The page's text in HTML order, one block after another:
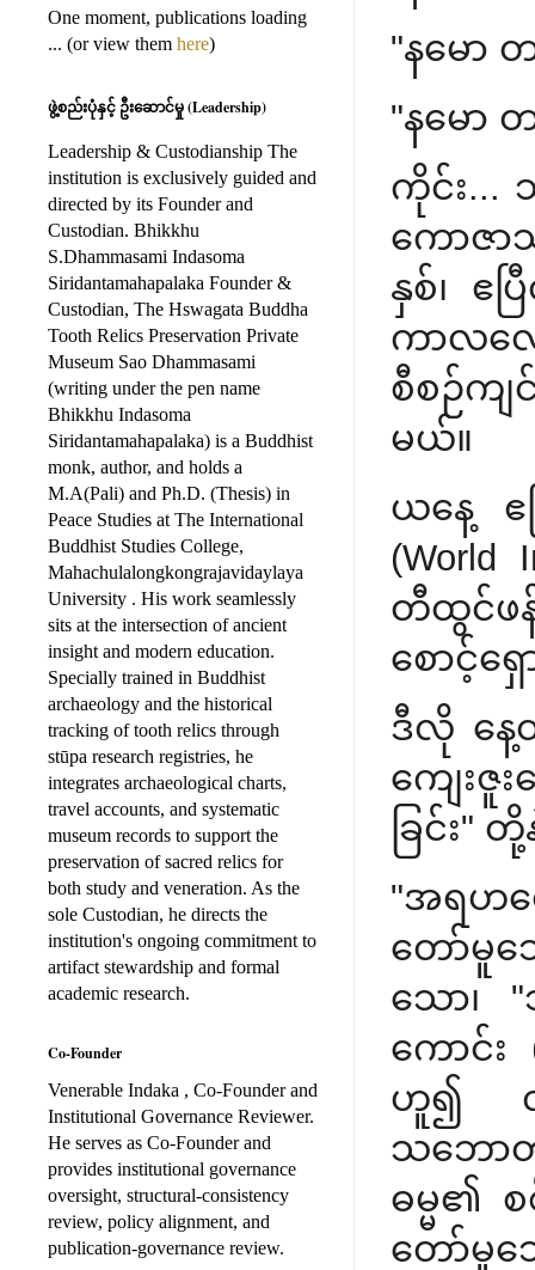
"နမော
"နမော
ကိုင်း...
ကောဇာ
နှစ်၊ ဧ
ကာလလေ
စီစဉ်ကျ
မယ်။
ယနေ့
(World
တီထွင်ဖ
စောင့်ရှ
ဒီလို နေ့
ကျေးဇူ
ခြင်း"
"အရဟ
တော်မူ
သော၊
ကောင်း
ဟူ၍ လ
သဘောတ
ဓမ္မ၏
တော်မူသ
One moment, publications loading
... (or view them here)
ဖွဲ့စည်းပုံနှင့် ဦးဆောင်မှု (Leadership)
Leadership & Custodianship The
institution is exclusively guided and
directed by its Founder and
Custodian. Bhikkhu
S.Dhammasami Indasoma
Siridantamahapalaka Founder &
Custodian, The Hswagata Buddha
Tooth Relics Preservation Private
Museum Sao Dhammasami
(writing under the pen name
Bhikkhu Indasoma
Siridantamahapalaka) is a Buddhist
monk, author, and holds a
M.A(Pali) and Ph.D. (Thesis) in
Peace Studies at The International
Buddhist Studies College,
Mahachulalongkongrajavidaylaya
University . His work seamlessly
sits at the intersection of ancient
insight and modern education.
Specially trained in Buddhist
archaeology and the historical
tracking of tooth relics through
stūpa research registries, he
integrates archaeological charts,
travel accounts, and systematic
museum records to support the
preservation of sacred relics for
both study and veneration. As the
sole Custodian, he directs the
institution's ongoing commitment to
artifact stewardship and formal
academic research.
Co-Founder
Venerable Indaka , Co-Founder and
Institutional Governance Reviewer.
He serves as Co-Founder and
provides institutional governance
oversight, structural-consistency
review, policy alignment, and
publication-governance review.